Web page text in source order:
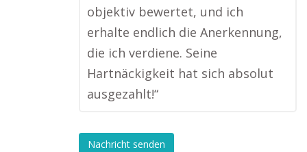
objektiv bewertet, und ich
erhalte endlich die Anerkennung,
die ich verdiene. Seine
Hartnäckigkeit hat sich absolut
ausgezahlt!“
Nachricht senden